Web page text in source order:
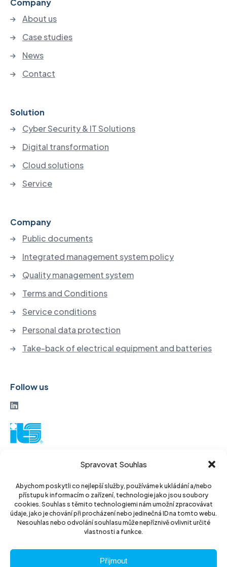
Spravovat Souhlas
Abychom poskytli co nejlepší služby, používáme k ukládání a/nebo
přístupu k informacím o zařízení, technologie jako jsou soubory
cookies. Souhlas s těmito technologiemi nám umožní zpracovávat
údaje, jako je chování při procházení nebo jedinečná ID na tomto webu.
Nesouhlas nebo odvolání souhlasu může nepříznivě ovlivnit určité
vlastnosti a funkce.
Přijmout
About us
Case studies
News
Contact
Solution
Cyber Security & IT Solutions
Digital transformation
Cloud solutions
Service
Company
Public documents
Integrated management system policy
Quality management system
Terms and Conditions
Service conditions
Personal data protection
Take-back of electrical equipment and batteries
Follow us
130 52 Prague3
Czech Republic
ID: 14889811